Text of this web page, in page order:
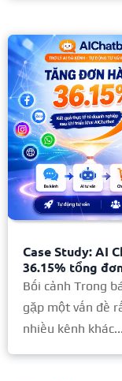
Case Study: AI
36.15% tổng
Bối cảnh Trong
gặp một vấn đề
nhiều kênh khác...